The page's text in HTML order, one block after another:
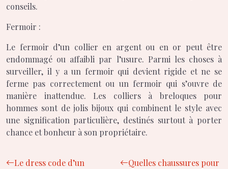
conseils.
Fermoir :
Le fermoir d’un collier en argent ou en or peut être
endommagé ou affaibli par l’usure. Parmi les choses à
surveiller, il y a un fermoir qui devient rigide et ne se
ferme pas correctement ou un fermoir qui s’ouvre de
manière inattendue. Les colliers à breloques pour
hommes sont de jolis bijoux qui combinent le style avec
une signification particulière, destinés surtout à porter
chance et bonheur à son propriétaire.
Le dress code d’un
Quelles chaussures pour